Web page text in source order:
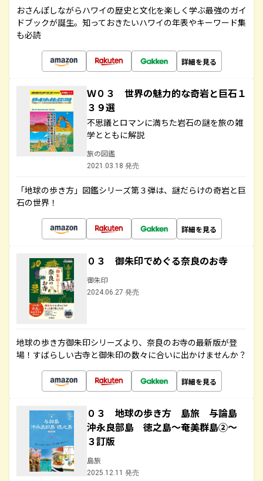
おさんぽしながらハワイの歴史と文化を楽しく学ぶ最強のガイ
ドブックが誕生。知っておきたいハワイの年表やキーワード集
も必読
詳細を見る
Ｗ０３ 世界の魅力的な奇岩と巨石１
３９選
不思議とロマンに満ちた岩石の謎を旅の雑
学とともに解説
旅の図鑑
2021.03.18 発売
「地球の歩き方」図鑑シリーズ第３弾は、謎だらけの奇岩と巨
石の世界！
詳細を見る
０３ 御朱印でめぐる奈良のお寺
御朱印
2024.06.27 発売
地球の歩き方御朱印シリーズより、奈良のお寺の最新版が登
場！すばらしい古寺と御朱印の数々に合いに出かけませんか？
詳細を見る
０３ 地球の歩き方 島旅 与論島
沖永良部島 徳之島～奄美群島②～
３訂版
島旅
2025.12.11 発売